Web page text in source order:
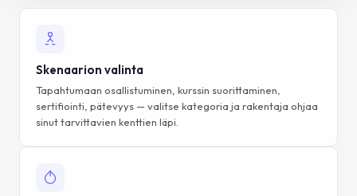
Skenaarion valinta
Tapahtumaan osallistuminen, kurssin suorittaminen,
sertifiointi, pätevyys — valitse kategoria ja rakentaja ohjaa
sinut tarvittavien kenttien läpi.